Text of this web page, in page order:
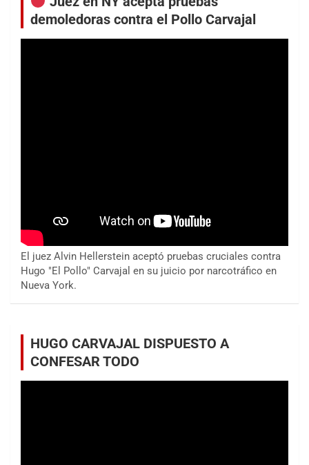
demoledoras contra el Pollo Carvajal
El juez Alvin Hellerstein aceptó pruebas cruciales contra
Hugo "El Pollo" Carvajal en su juicio por narcotráfico en
Nueva York.
HUGO CARVAJAL DISPUESTO A
CONFESAR TODO